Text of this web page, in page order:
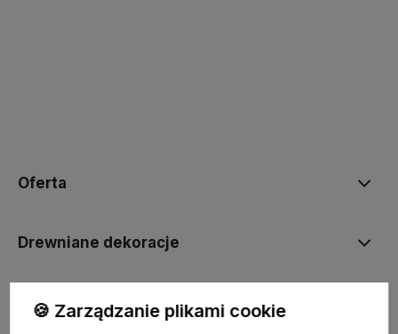
Oferta
Drewniane dekoracje
Kolorowe skarpetki
🍪 Zarządzanie plikami cookie